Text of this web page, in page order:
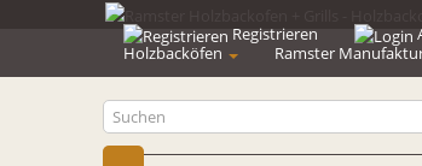
Registrieren
Holzbacköfen
Ramster
Toms Westernküchen